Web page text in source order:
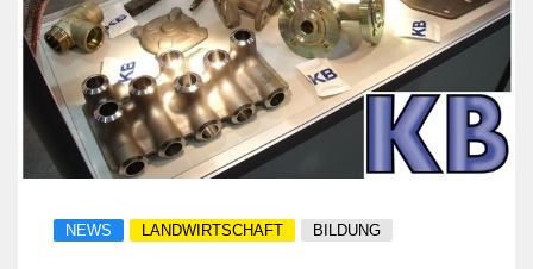
NEWS LANDWIRTSCHAFT BILDUNG